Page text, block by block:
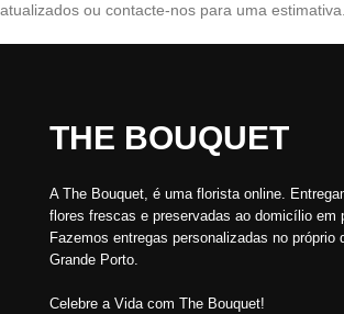
atualizados ou contacte-nos para uma estimativa.
THE BOUQUET
A The Bouquet, é uma florista online.
flores frescas e preservadas ao domicílio em
Fazemos entregas personalizadas no próprio
Grande Porto.
Celebre a Vida com The Bouquet!